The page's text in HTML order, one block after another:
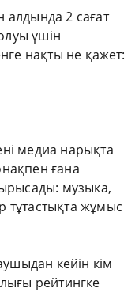
алдында 2 сағат
үшін
нақты не қажет:
медиа нарықта
ғана
музыка,
тұтастықта жұмыс
кейін кім
рейтингке